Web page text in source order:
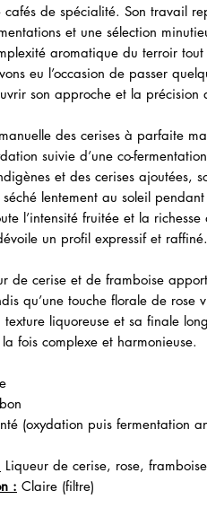
de spécialité. Son travail
et une sélection
aromatique du terroir
eu l’occasion de passer
son approche et la
des cerises à parfaite
suivie d’une co-
et des cerises ajoutées,
lentement au soleil
l’intensité fruitée et la
un profil expressif et raffiné.
de cerise et de framboise
qu’une touche florale de rose
liquoreuse et sa finale
fois complexe et harmonieuse.
(oxydation puis fermentation
Liqueur de cerise, rose, framboise
: Claire (filtre)